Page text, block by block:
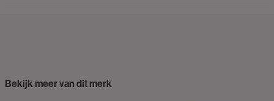
Bekijk meer van dit merk